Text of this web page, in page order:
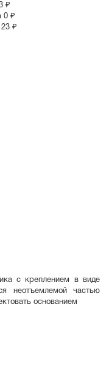
₽
0 ₽
₽
с креплением в виде
неотъемлемой частью
основанием